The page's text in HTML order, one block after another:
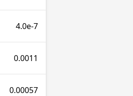
4.0e-7
0.0011
0.00057